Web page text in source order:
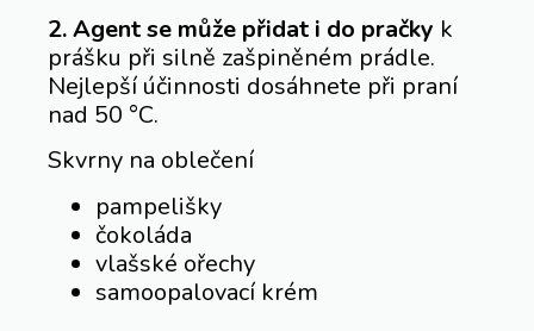
2. Agent se může přidat i do pračky k
prášku při silně zašpiněném prádle.
Nejlepší účinnosti dosáhnete při praní
nad 50 °C.
Skvrny na oblečení
pampelišky
čokoláda
vlašské ořechy
samoopalovací krém